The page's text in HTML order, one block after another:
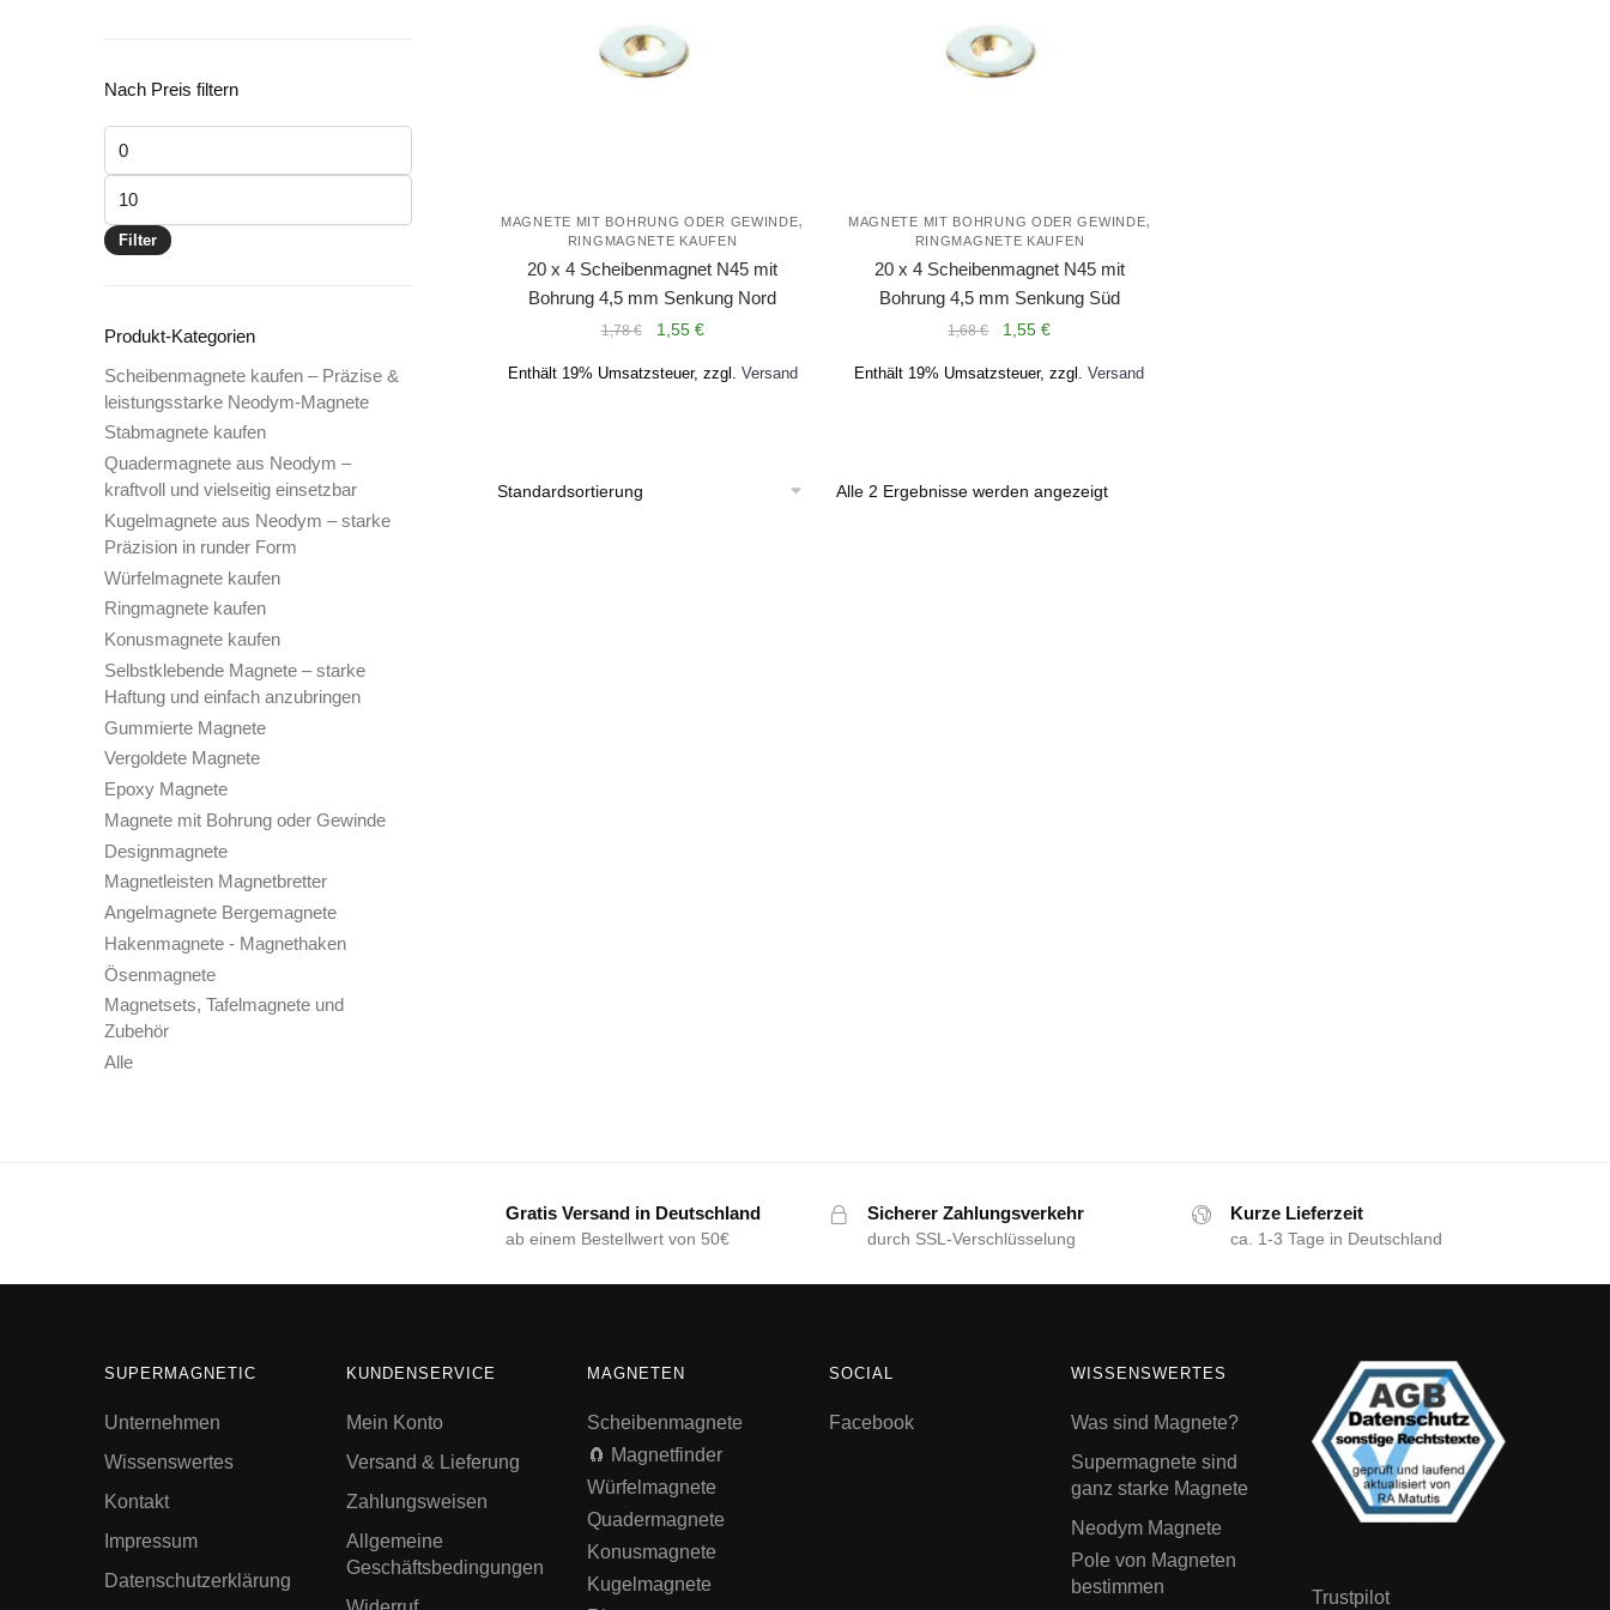
MAGNETE MIT BOHRUNG ODER GEWINDE,
RINGMAGNETE KAUFEN
20 x 4 Scheibenmagnet N45 mit
Bohrung 4,5 mm Senkung Nord
1,78€
Ursprünglicher
war:
1,55 €Aktueller
ist:
Enthält 19% Umsatzsteuer, zzgl. Versand
MAGNETE MIT BOHRUNG ODER GEWINDE,
RINGMAGNETE KAUFEN
20 x 4 Scheibenmagnet N45 mit
Bohrung 4,5 mm Senkung Süd
1,68€
Ursprünglicher
war:
1,55€Aktueller
ist:
Enthält 19% Umsatzsteuer, zzgl.Versand
Alle 2 Ergebnisse werden angezeigt
Nach Preis filtern
Min.
Preis
Max.
Preis
Filter
Produkt-Kategorien
Scheibenmagnete kaufen – Präzise &
leistungsstarke Neodym-Magnete
Stabmagnete kaufen
Quadermagnete aus Neodym –
kraftvoll und vielseitig einsetzbar
Kugelmagnete aus Neodym – starke
Präzision in runder Form
Würfelmagnete kaufen
Ringmagnete kaufen
Konusmagnete kaufen
Selbstklebende Magnete – starke
Haftung und einfach anzubringen
Gummierte Magnete
Vergoldete Magnete
Epoxy Magnete
Magnete mit Bohrung oder Gewinde
Designmagnete
Magnetleisten Magnetbretter
Angelmagnete Bergemagnete
Hakenmagnete - Magnethaken
Ösenmagnete
Magnetsets, Tafelmagnete und
Zubehör
Alle
Gratis Versand in Deutschland
ab einem Bestellwert von 50€
Sicherer Zahlungsverkehr
durch SSL-Verschlüsselung
Kurze Lieferzeit
ca. 1-3 Tage in Deutschland
SUPERMAGNETIC
Unternehmen
Wissenswertes
Kontakt
Impressum
Datenschutzerklärung
KUNDENSERVICE
Mein Konto
Versand & Lieferung
Zahlungsweisen
Allgemeine
Geschäftsbedingungen
MAGNETEN
Scheibenmagnete
🧲 Magnetfinder
Würfelmagnete
Quadermagnete
Konusmagnete
Kugelmagnete
SOCIAL
Facebook
WISSENSWERTES
Was sind Magnete?
Supermagnete sind
ganz starke Magnete
Neodym Magnete
Pole von Magneten
bestimmen
Trustpilot